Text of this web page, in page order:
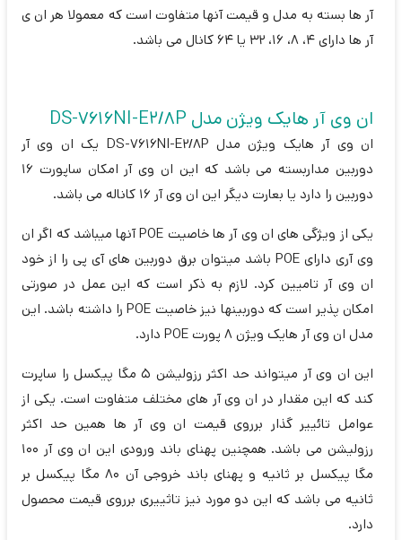
آر ها بسته به مدل و قیمت آنها متفاوت است که معمولا هر ان ی
آر ها دارای 4، 8، 16، 32 یا 64 کانال می باشد.
ان وی آر هایک ویژن مدل DS-7616NI-E2/8P
ان وی آر هایک ویژن مدل DS-7616NI-E2/8P یک ان وی آر
دوربین مداربسته می باشد که این ان وی آر امکان ساپورت 16
دوربین را دارد یا بعارت دیگر این ان وی آر 16 کاناله می باشد.
یکی از ویژگی های ان وی آر ها خاصیت POE آنها میباشد که اگر ان
وی آری دارای POE باشد میتوان برق دوربین های آی پی را از خود
ان وی آر تامیین کرد. لازم به ذکر است که این عمل در صورتی
امکان پذیر است که دوربینها نیز خاصیت POE را داشته باشد. این
مدل ان وی آر هایک ویژن 8 پورت POE دارد.
این ان وی آر میتواند حد اکثر رزولیشن 5 مگا پیکسل را ساپرت
کند که این مقدار در ان وی آر های مختلف متفاوت است. یکی از
عوامل تائییر گذار برروی قیمت ان وی آر ها همین حد اکثر
رزولیشن می باشد. همچنین پهنای باند ورودی این ان وی آر 100
مگا پیکسل بر ثانیه و پهنای باند خروجی آن 80 مگا پیکسل بر
ثانیه می باشد که این دو مورد نیز تاثییری برروی قیمت محصول
دارد.